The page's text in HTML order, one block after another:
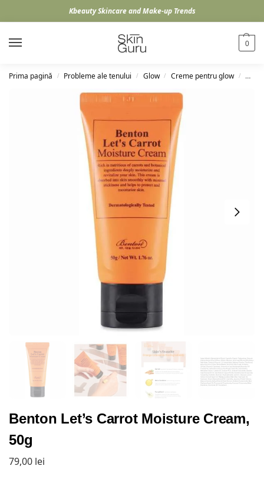
Kbeauty Skincare and Make-up Trends
0
Prima pagină / Probleme ale tenului / Glow / Creme pentru glow /
Benton Let’s Carrot Moisture Cream,
50g
79,00 lei